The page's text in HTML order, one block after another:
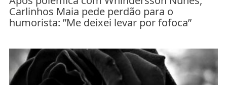
Carlinhos Maia pede perdão para o
humorista: ”Me deixei levar por fofoca”